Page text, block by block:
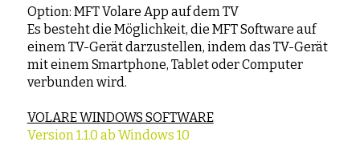
Option: MFT Volare App auf dem TV
Es besteht die Möglichkeit, die MFT Software auf
einem TV-Gerät darzustellen, indem das TV-Gerät
mit einem Smartphone, Tablet oder Computer
verbunden wird.
VOLARE WINDOWS SOFTWARE
Version 1.1.0 ab Windows 10